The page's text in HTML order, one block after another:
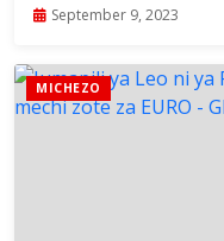
September 9, 2023
MICHEZO